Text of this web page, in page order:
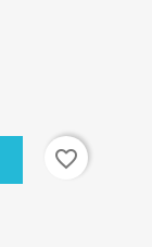
favorite_border